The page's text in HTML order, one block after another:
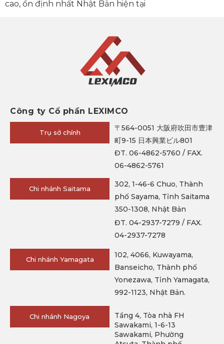
cao, ổn định nhất Nhật Bản hiện tại
Công ty Cổ phần LEXIMCO
Trụ sở chính
〒564-0051 大阪府吹田市豊津
町9-15 日本興業ビル801
ĐT. 06-4862-5760 / FAX.
06-4862-5761
Chi nhánh Saitama
302, 1-46-6 Chuo, Thành
phố Sayama, Tỉnh Saitama
350-1308, Nhật Bản
ĐT. 04-2937-7279 / FAX.
04-2937-7278
Chi nhánh Yamagata
102, 4066, Kuwayama,
Banseicho, Thành phố
Yonezawa, Tỉnh Yamagata,
992-1123, Nhật Bản.
Chi nhánh Nagoya
Tầng 4, Tòa nhà FH
Sawakami, 1-6-13
Sawakami, Phường